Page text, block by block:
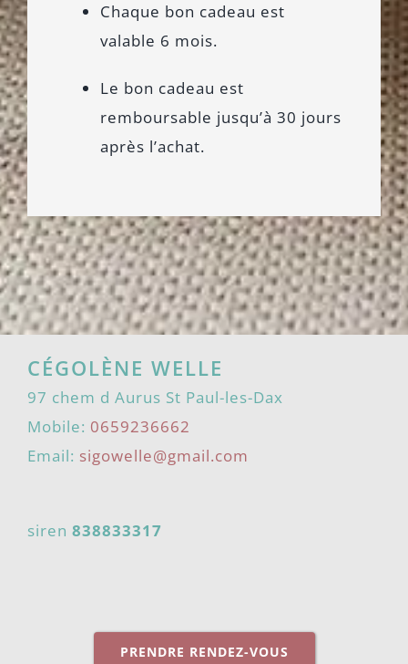
Chaque bon cadeau est
valable 6 mois.
Le bon cadeau est
remboursable jusqu’à 30 jours
après l’achat.
CÉGOLÈNE WELLE
97 chem d Aurus St Paul-les-Dax
Mobile: 0659236662
Email: sigowelle@gmail.com
siren 838833317
PRENDRE RENDEZ-VOUS